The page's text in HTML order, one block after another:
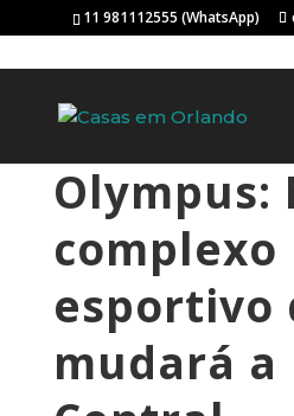
11 981112555 (WhatsApp)
Olympus:
complexo
esportivo
mudará a